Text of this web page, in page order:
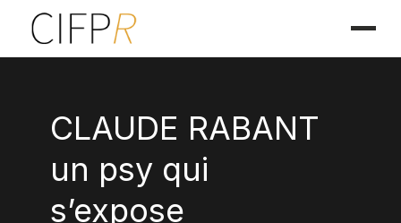
CLAUDE RABANT
un psy qui
s’expose